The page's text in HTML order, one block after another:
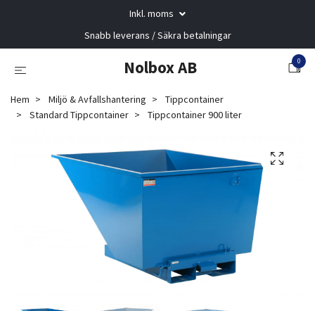
Inkl. moms
Snabb leverans / Säkra betalningar
Nolbox AB 0
Hem Miljö & Avfallshantering
Tippcontainer
Standard Tippcontainer
Tippcontainer 900 liter